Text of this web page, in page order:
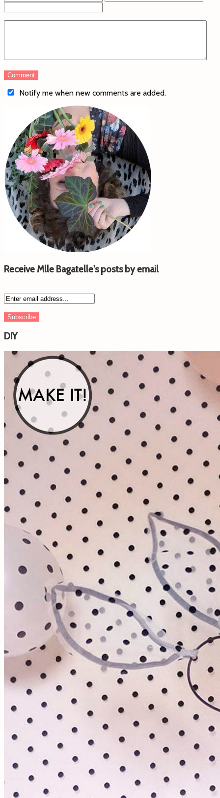
Notify me when new comments are added.
Receive Mlle Bagatelle's posts by email
DIY